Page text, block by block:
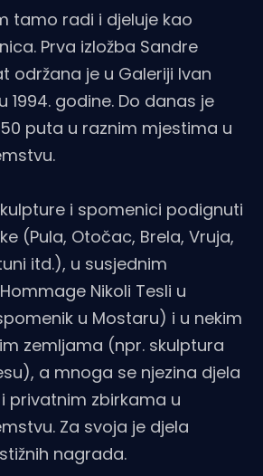
tamo radi i djeluje kao
Prva izložba Sandre
održana je u Galeriji Ivan
1994. godine. Do danas je
puta u raznim mjestima u
i spomenici podignuti
(Pula, Otočac, Brela, Vruja,
itd.), u susjednim
Nikoli Tesli u
u Mostaru) i u nekim
zemljama (npr. skulptura
a mnoga se njezina djela
privatnim zbirkama u
Za svoja je djela
nagrada.